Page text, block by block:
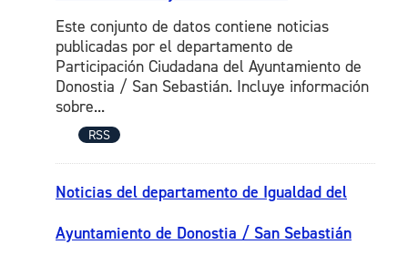
Este conjunto de datos contiene noticias
publicadas por el departamento de
Participación Ciudadana del Ayuntamiento de
Donostia / San Sebastián. Incluye información
sobre...
RSS
Noticias del departamento de Igualdad del
Ayuntamiento de Donostia / San Sebastián